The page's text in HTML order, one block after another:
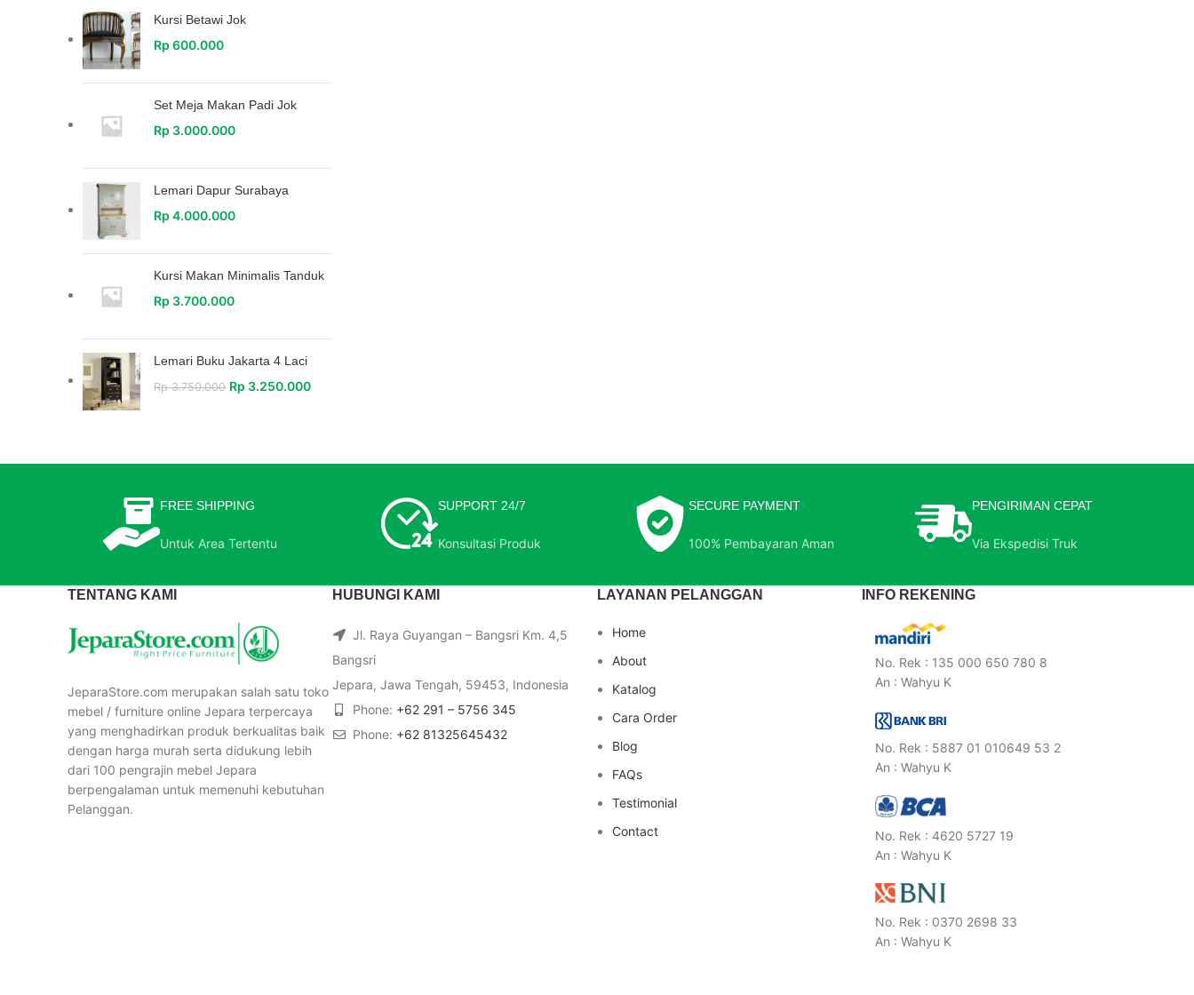
Kursi Betawi Jok
Rp 600.000
Set Meja Makan Padi Jok
Rp 3.000.000
Lemari Dapur Surabaya
Rp 4.000.000
Kursi Makan Minimalis Tanduk
Rp 3.700.000
Lemari Buku Jakarta 4 Laci
Rp3.750.000 Rp 3.250.000
FREE SHIPPING
Untuk Area Tertentu
SUPPORT 24/7
Konsultasi Produk
SECURE PAYMENT
100% Pembayaran Aman
PENGIRIMAN CEPAT
Via Ekspedisi Truk
TENTANG KAMI
JeparaStore.com merupakan salah satu toko
mebel / furniture online Jepara terpercaya
yang menghadirkan produk berkualitas baik
dengan harga murah serta didukung lebih
dari 100 pengrajin mebel Jepara
berpengalaman untuk memenuhi kebutuhan
Pelanggan.
HUBUNGI KAMI
Jl. Raya Guyangan – Bangsri Km. 4,5
Bangsri
Jepara, Jawa Tengah, 59453, Indonesia
Phone: +62 291 – 5756 345
Phone: +62 81325645432
LAYANAN PELANGGAN
Home
About
Katalog
Cara Order
Blog
FAQs
Testimonial
Contact
INFO REKENING
No. Rek : 135 000 650 780 8
An : Wahyu K
No. Rek : 5887 01 010649 53 2
An : Wahyu K
No. Rek : 4620 5727 19
An : Wahyu K
No. Rek : 0370 2698 33
An : Wahyu K